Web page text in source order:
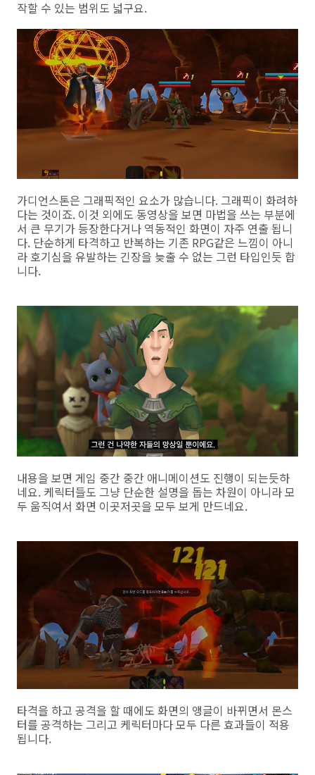
작할 수 있는 범위도 넓구요.
가디언스톤은 그래픽적인 요소가 많습니다. 그래픽이 화려하
다는 것이죠. 이것 외에도 동영상을 보면 마법을 쓰는 부분에
서 큰 무기가 등장한다거나 역동적인 화면이 자주 연출 됩니
다. 단순하게 타격하고 반복하는 기존 RPG같은 느낌이 아니
라 호기심을 유발하는 긴장을 늦출 수 없는 그런 타입인듯 합
니다.
내용을 보면 게임 중간 중간 애니메이션도 진행이 되는듯하
네요. 케릭터들도 그냥 단순한 설명을 돕는 차원이 아니라 모
두 움직여서 화면 이곳저곳을 모두 보게 만드네요.
타격을 하고 공격을 할 때에도 화면의 앵글이 바뀌면서 몬스
터를 공격하는 그리고 케릭터마다 모두 다른 효과들이 적용
됩니다.